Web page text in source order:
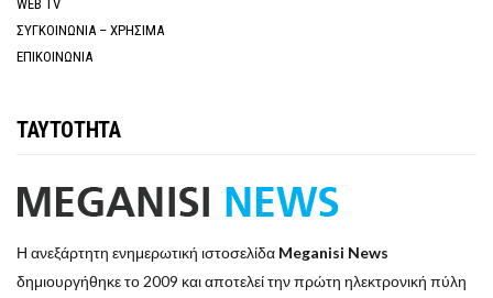
WEB TV
ΣΥΓΚΟΙΝΩΝΙΑ – ΧΡΗΣΙΜΑ
ΕΠΙΚΟΙΝΩΝΙΑ
ΤΑΥΤΟΤΗΤΑ
Η ανεξάρτητη ενημερωτική ιστοσελίδα Meganisi News
δημιουργήθηκε το 2009 και αποτελεί την πρώτη ηλεκτρονική πύλη